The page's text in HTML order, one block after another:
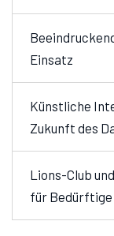
Einsatz
Künstliche
Zukunft des
Lions-Club
für Bedürftige